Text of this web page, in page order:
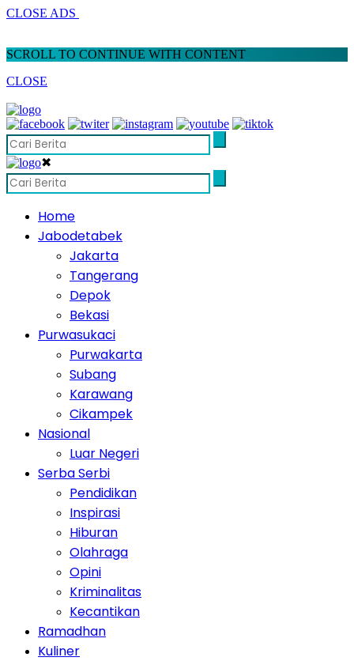
CLOSE ADS
SCROLL TO CONTINUE WITH CONTENT
CLOSE
✖
Home
Jabodetabek
Jakarta
Tangerang
Depok
Bekasi
Purwasukaci
Purwakarta
Subang
Karawang
Cikampek
Nasional
Luar Negeri
Serba Serbi
Pendidikan
Inspirasi
Hiburan
Olahraga
Opini
Kriminalitas
Kecantikan
Ramadhan
Kuliner